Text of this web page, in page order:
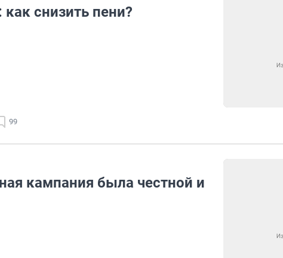
снизить пени?
99
кампания была честной и